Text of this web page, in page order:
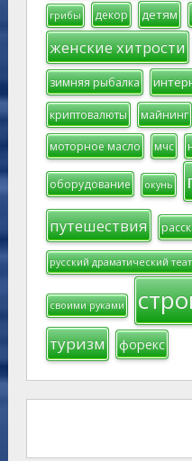
грибы декор детям
женские хитрости
зимняя рыбалка
криптовалюты майнинг
моторное масло мчс
оборудование окунь
путешествия
русский драматический
своими руками
туризм форекс